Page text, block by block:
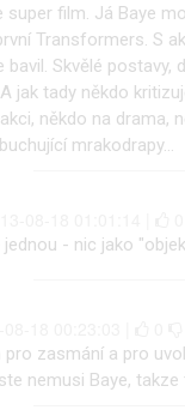
super film. Já Baye
Transformers. S
bavil. Skvělé postavy,
jak tady někdo
někdo na drama,
mrakodrapy...
jednou - nic jako
pro zasmání a pro
nemusi Baye,